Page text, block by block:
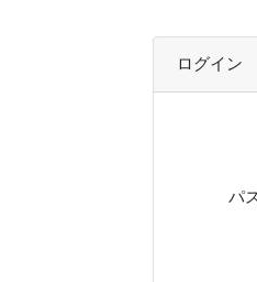
ログイン
パ